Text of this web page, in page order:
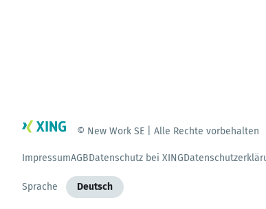
© New Work SE | Alle Rechte vorbehalten
ImpressumAGBDatenschutz bei XING
Sprache Deutsch